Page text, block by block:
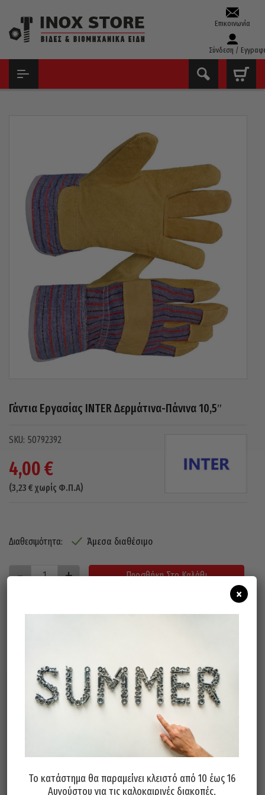
Επικοινωνία
Σύνδεση /
Γάντια Εργασίας INTER Δερμάτινα-Πάνινα 10,5″
50792392
4,00€
(3,23 € χωρίς Φ.Π.Α)
Διαθεσιμότητα: Άμεσα διαθέσιμο
Προσθήκη Στο Καλάθι
Το κατάστημα θα παραμείνει κλειστό από 10 έως 16
Αυγούστου για τις καλοκαιρινές διακοπές.
×